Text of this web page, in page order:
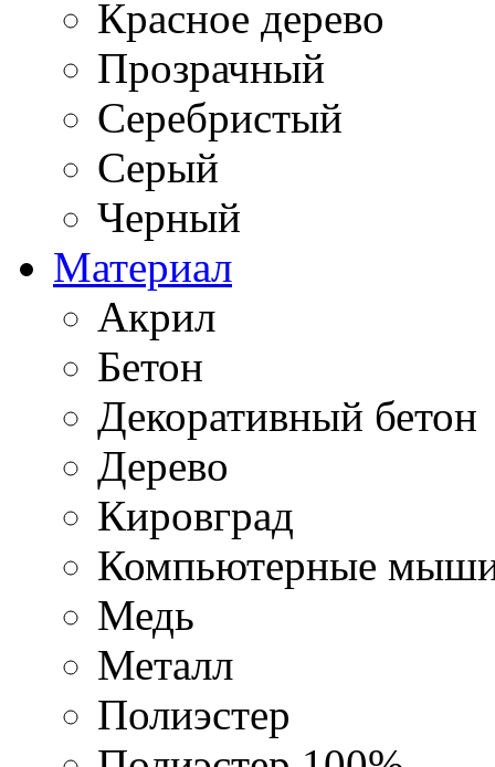
Красное дерево
Прозрачный
Серебристый
Серый
Черный
Материал
Акрил
Бетон
Декоративный бетон
Дерево
Кировград
Компьютерные
Медь
Металл
Полиэстер